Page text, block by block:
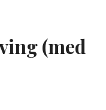
(med